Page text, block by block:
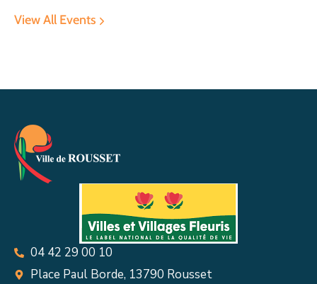
View All Events
04 42 29 00 10
Place Paul Borde, 13790 Rousset